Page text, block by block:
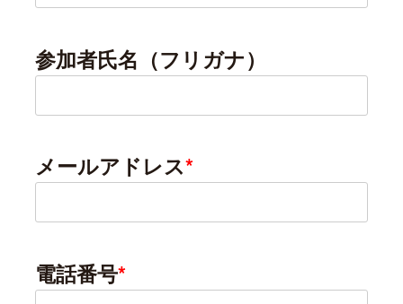
参加者氏名（フリガナ）
メールアドレス*
電話番号*